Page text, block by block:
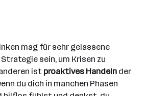
mag für sehr gelassene
sein, um Krisen zu
ist proaktives Handeln der
du dich in manchen Phasen